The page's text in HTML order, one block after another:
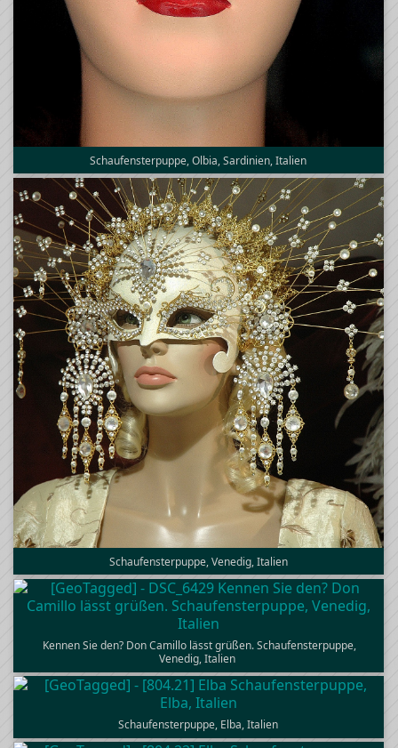
Schaufensterpuppe, Olbia, Sardinien, Italien
Schaufensterpuppe, Venedig, Italien
Kennen Sie den? Don Camillo lässt grüßen. Schaufensterpuppe,
Venedig, Italien
Schaufensterpuppe, Elba, Italien